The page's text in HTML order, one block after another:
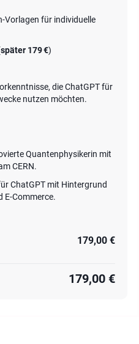
Vorlagen für individuelle
später 179 €)
die ChatGPT für
nutzen möchten.
Quantenphysikerin mit
CERN.
ChatGPT mit Hintergrund
E-Commerce.
179,00 €
179,00 €